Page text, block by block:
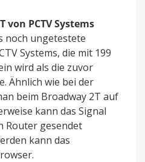
von PCTV Systems
noch ungetestete
Systems, die mit 199
wird als die zuvor
Ähnlich wie bei der
beim Broadway 2T auf
kann das Signal
Router gesendet
kann das